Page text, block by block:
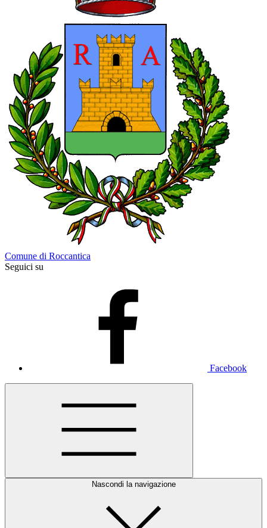
Comune di Roccantica
Seguici su
Facebook
Nascondi la navigazione